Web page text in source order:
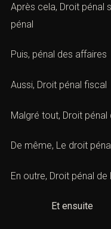
Après cela, Droit pénal
pénal
Puis, pénal des affaires
Aussi, Droit pénal fiscal
Malgré tout, Droit pénal
De même, Le droit
En outre, Droit pénal de
Et ensuite